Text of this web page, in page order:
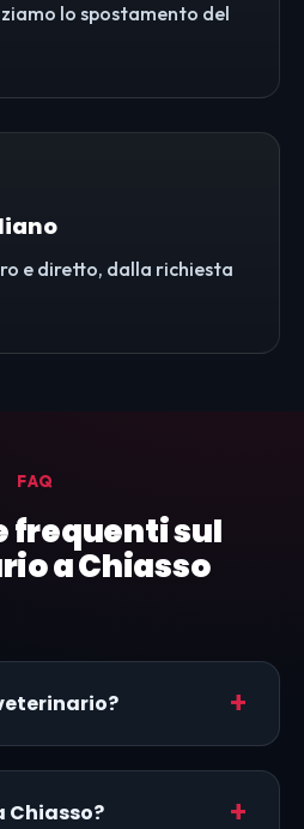
lo spostamento del
e diretto, dalla richiesta
FAQ
frequenti sul
a Chiasso
Chiasso?